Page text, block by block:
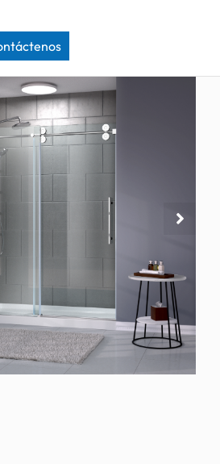
JP0222